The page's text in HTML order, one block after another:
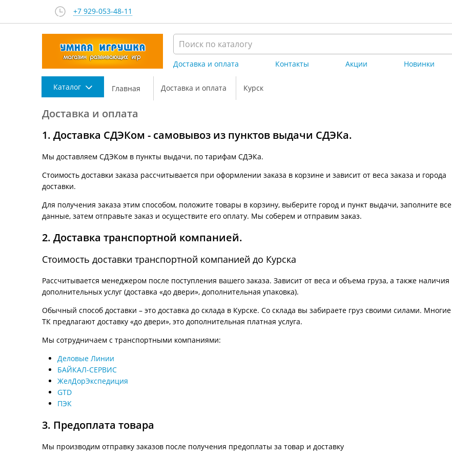
+7 929-053-48-11
Доставка и оплата Контакты Акции Новинки
Каталог Главная Доставка и оплата Курск
Доставка и оплата
1. Доставка СДЭКом - самовывоз из пунктов выдачи СДЭКа.
Мы доставляем СДЭКом в пункты выдачи, по тарифам СДЭКа.
Стоимость доставки заказа рассчитывается при оформлении заказа в корзине и зависит от веса заказа и города
доставки.
Для получения заказа этим способом, положите товары в корзину, выберите город и пункт выдачи, заполните все
данные, затем отправьте заказ и осуществите его оплату. Мы соберем и отправим заказ.
2. Доставка транспортной компанией.
Стоимость доставки транспортной компанией до Курска
Рассчитывается менеджером после поступления вашего заказа. Зависит от веса и объема груза, а также наличия
дополнительных услуг (доставка «до двери», дополнительная упаковка).
Обычный способ доставки – это доставка до склада в Курске. Со склада вы забираете груз своими силами. Многие
ТК предлагают доставку «до двери», это дополнительная платная услуга.
Мы сотрудничаем с транспортными компаниями:
Деловые Линии
БАЙКАЛ-СЕРВИС
ЖелДорЭкспедиция
GTD
ПЭК
3. Предоплата товара
Мы производим отправку заказов после получения предоплаты за товар и доставку